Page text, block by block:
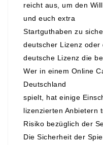
reicht aus, um den
und euch extra
Startguthaben zu
deutscher Lizenz oder
deutsche Lizenz die
Wer in einem Online
Deutschland
spielt, hat einige
lizenzierten Anbietern
Risiko bezüglich der
Die Sicherheit der